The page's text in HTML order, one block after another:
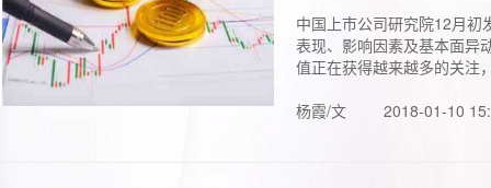
中国上市公司研究院12月初
表现、影响因素及基本面异
值正在获得越来越多的关注
杨霞/文
2018-01-10